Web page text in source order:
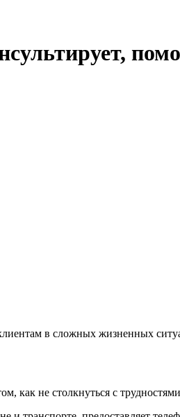
в сложных жизненных
как не столкнуться с